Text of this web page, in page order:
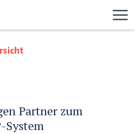
Partner zum
System